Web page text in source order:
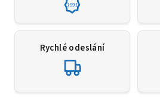
1991
Rychlé odeslání